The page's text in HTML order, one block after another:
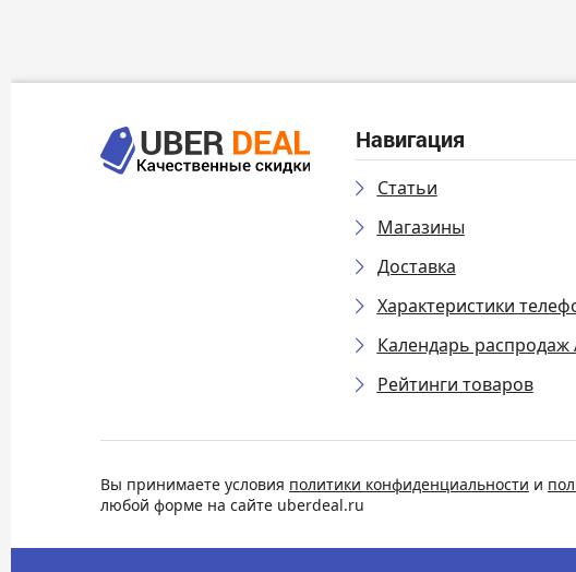
Навигация
Статьи
Магазины
Доставка
Характеристики
Календарь распродаж
Рейтинги товаров
Вы принимаете условия политики конфиденциальности и
любой форме на сайте uberdeal.ru